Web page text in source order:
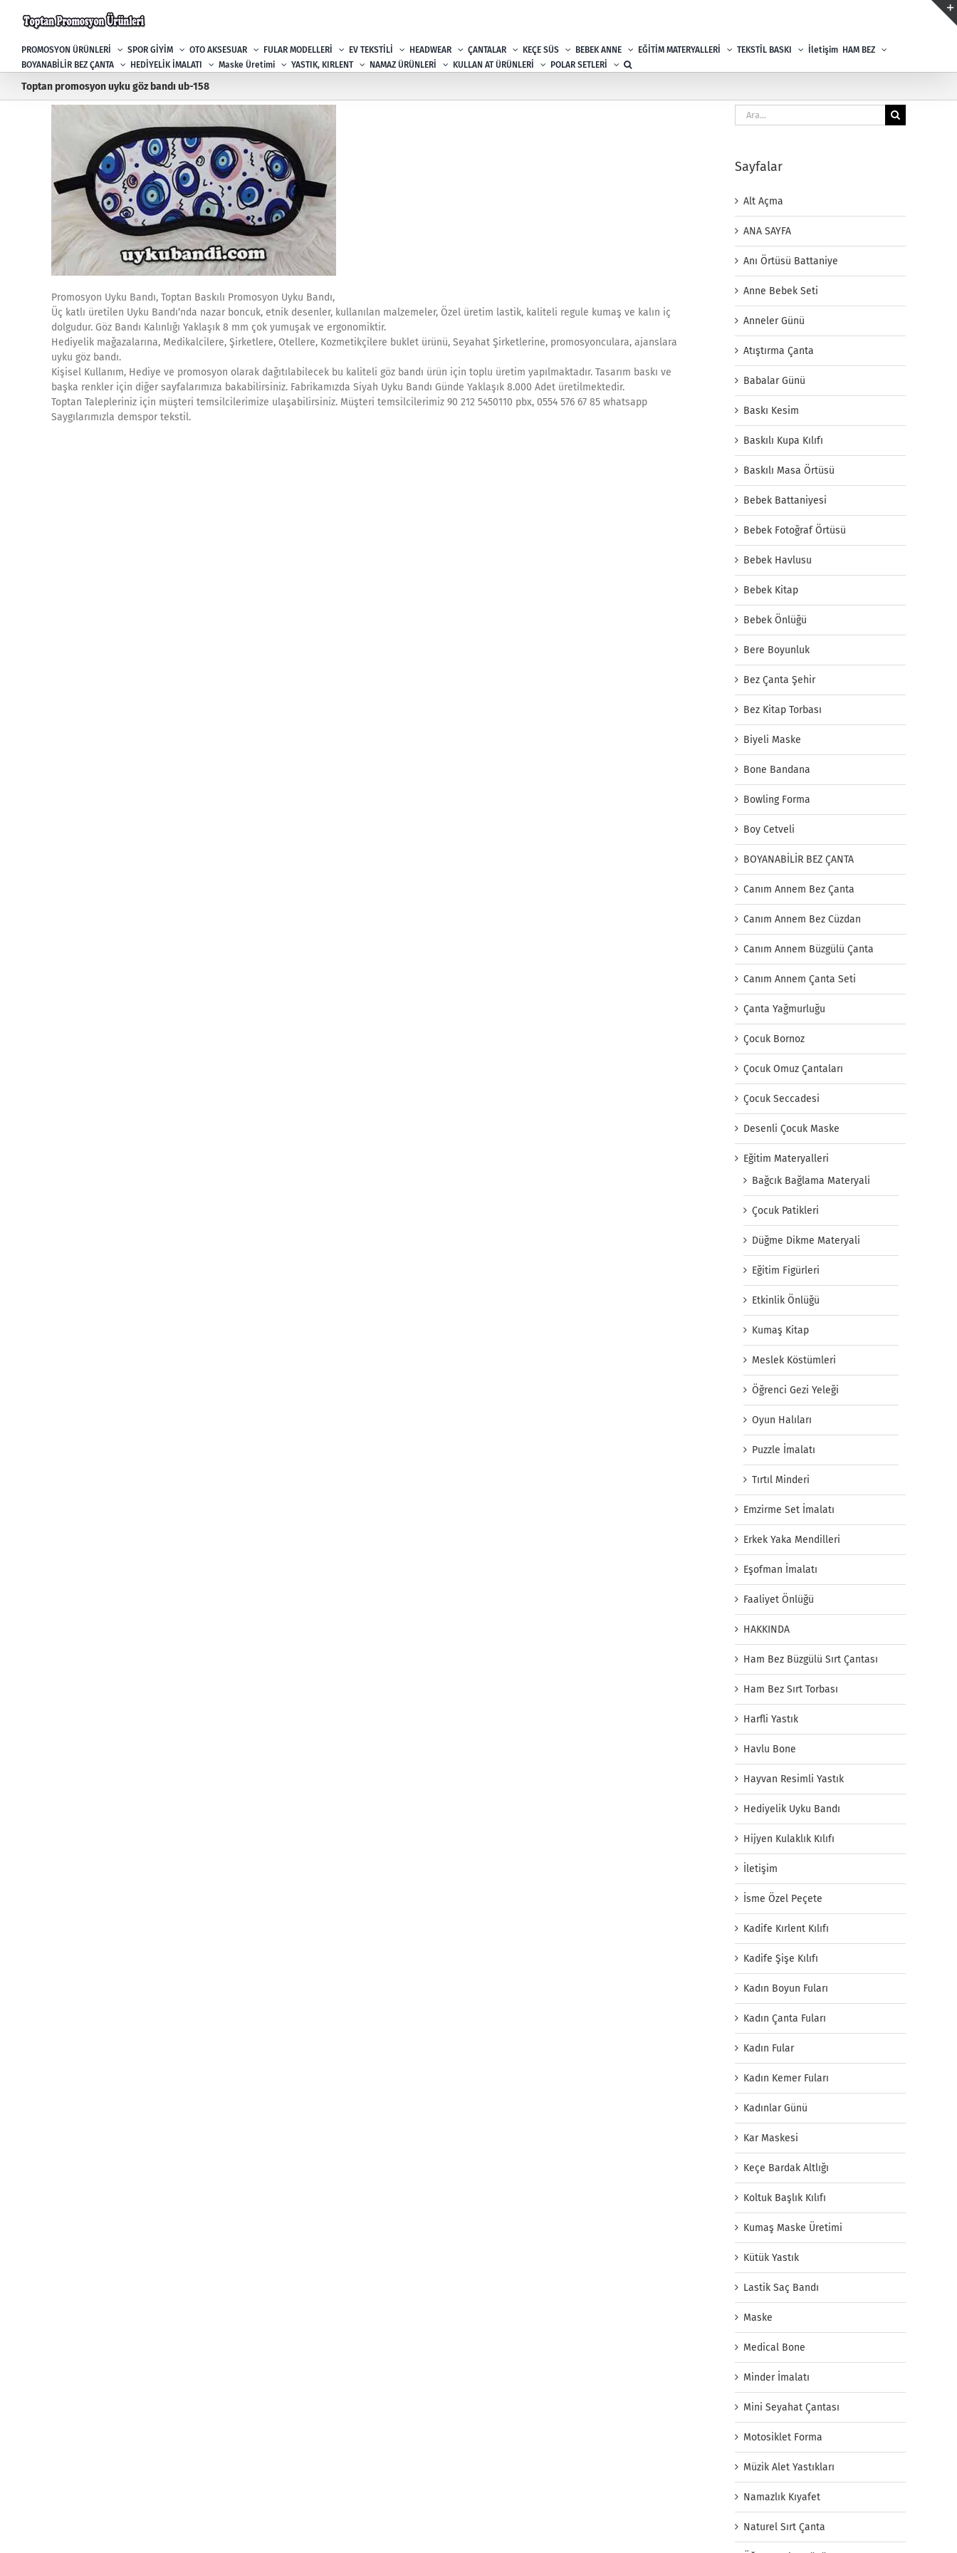
PROMOSYON ÜRÜNLERİ SPOR GİYİM OTO AKSESUAR FULAR MODELLERİ EV TEKSTİLİ HEADWEAR ÇANTALAR KEÇE SÜS BEBEK ANNE EĞİTİM MATERYALLERİ TEKSTİL BASKI İletişim HAM BEZ
BOYANABİLİR BEZ ÇANTA
HEDİYELİK İMALATI Maske Üretimi YASTIK, KIRLENT NAMAZ ÜRÜNLERİ KULLAN AT ÜRÜNLERİ POLAR SETLERİ
Toptan promosyon uyku göz bandı ub-158
Promosyon Uyku Bandı, Toptan Baskılı Promosyon Uyku Bandı,
Üç katlı üretilen Uyku Bandı‘nda nazar boncuk, etnik desenler, kullanılan malzemeler, Özel üretim lastik, kaliteli regule kumaş ve kalın iç
dolgudur. Göz Bandı Kalınlığı Yaklaşık 8 mm çok yumuşak ve ergonomiktir.
Hediyelik mağazalarına, Medikalcilere, Şirketlere, Otellere, Kozmetikçilere buklet ürünü, Seyahat Şirketlerine, promosyonculara, ajanslara
uyku göz bandı.
Kişisel Kullanım, Hediye ve promosyon olarak dağıtılabilecek bu kaliteli göz bandı ürün için toplu üretim yapılmaktadır. Tasarım baskı ve
başka renkler için diğer sayfalarımıza bakabilirsiniz. Fabrikamızda Siyah Uyku Bandı Günde Yaklaşık 8.000 Adet üretilmektedir.
Toptan Talepleriniz için müşteri temsilcilerimize ulaşabilirsiniz. Müşteri temsilcilerimiz 90 212 5450110 pbx, 0554 576 67 85 whatsapp
Saygılarımızla demspor tekstil.
Ara:
Sayfalar
Alt Açma
ANA SAYFA
Anı Örtüsü Battaniye
Anne Bebek Seti
Anneler Günü
Atıştırma Çanta
Babalar Günü
Baskı Kesim
Baskılı Kupa Kılıfı
Baskılı Masa Örtüsü
Bebek Battaniyesi
Bebek Fotoğraf Örtüsü
Bebek Havlusu
Bebek Kitap
Bebek Önlüğü
Bere Boyunluk
Bez Çanta Şehir
Bez Kitap Torbası
Biyeli Maske
Bone Bandana
Bowling Forma
Boy Cetveli
BOYANABİLİR BEZ ÇANTA
Canım Annem Bez Çanta
Canım Annem Bez Cüzdan
Canım Annem Büzgülü Çanta
Canım Annem Çanta Seti
Çanta Yağmurluğu
Çocuk Bornoz
Çocuk Omuz Çantaları
Çocuk Seccadesi
Desenli Çocuk Maske
Eğitim Materyalleri
Bağcık Bağlama Materyali
Çocuk Patikleri
Düğme Dikme Materyali
Eğitim Figürleri
Etkinlik Önlüğü
Kumaş Kitap
Meslek Köstümleri
Öğrenci Gezi Yeleği
Oyun Halıları
Puzzle İmalatı
Tırtıl Minderi
Emzirme Set İmalatı
Erkek Yaka Mendilleri
Eşofman İmalatı
Faaliyet Önlüğü
HAKKINDA
Ham Bez Büzgülü Sırt Çantası
Ham Bez Sırt Torbası
Harfli Yastık
Havlu Bone
Hayvan Resimli Yastık
Hediyelik Uyku Bandı
Hijyen Kulaklık Kılıfı
İletişim
İsme Özel Peçete
Kadife Kırlent Kılıfı
Kadife Şişe Kılıfı
Kadın Boyun Fuları
Kadın Çanta Fuları
Kadın Fular
Kadın Kemer Fuları
Kadınlar Günü
Kar Maskesi
Keçe Bardak Altlığı
Koltuk Başlık Kılıfı
Kumaş Maske Üretimi
Kütük Yastık
Lastik Saç Bandı
Maske
Medical Bone
Minder İmalatı
Mini Seyahat Çantası
Motosiklet Forma
Müzik Alet Yastıkları
Namazlık Kıyafet
Naturel Sırt Çanta